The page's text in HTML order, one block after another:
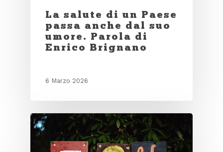
La salute di un Paese
passa anche dal suo
umore. Parola di
Enrico Brignano
6 Marzo 2026